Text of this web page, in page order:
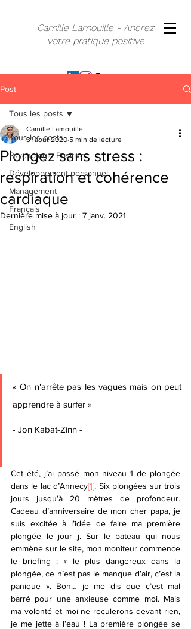
Camille Lamouille - Ancrez
votre pratique positive
Post
Tous les posts
Psychologie Positive
Développement personnel
Management
Français
English
Tous les posts
Plongez sans stress :
respiration et cohérence
cardiaque
Camille Lamouille
31 août 2020 5 min de lecture
Dernière mise à jour : 7 janv. 2021
« On n'arrête pas les vagues mais on peut
apprendre à surfer »
- Jon Kabat-Zinn -
Cet été, j’ai passé mon niveau 1 de plongée
dans le lac d’Annecy[1]. Six plongées sur trois
jours jusqu’à 20 mètres de profondeur.
Cadeau d’anniversaire de mon cher papa, je
suis excitée à l’idée de faire ma première
plongée le jour j. Sur le bateau qui nous
emmène sur le site, mon moniteur commence
le briefing : « le plus dangereux dans la
plongée, ce n’est pas le manque d’air, c’est la
panique ». Bon… je me dis que c’est mal
barré pour une anxieuse comme moi. Mais
ma volonté et moi ne reculerons devant rien,
je me jette à l’eau ! La première plongée se